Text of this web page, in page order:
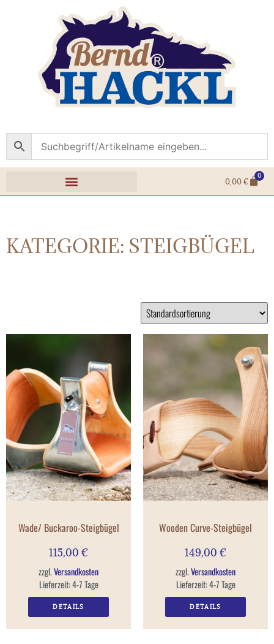
0,00€
0
KATEGORIE: STEIGBÜGEL
Wade/ Buckaroo-Steigbügel
115,00 €
zzgl.Versandkosten
Lieferzeit:4-7 Tage
DETAILS
Wooden Curve-Steigbügel
149,00 €
zzgl.Versandkosten
Lieferzeit:4-7 Tage
DETAILS